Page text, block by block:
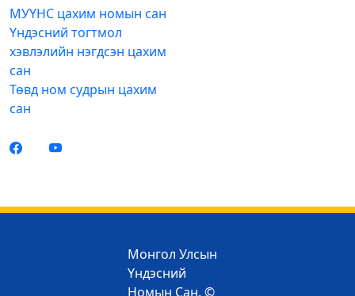
МУҮНС цахим номын сан
Үндэсний тогтмол
хэвлэлийн нэгдсэн цахим
сан
Төвд ном судрын цахим
сан
Монгол Улсын
Үндэсний
Номын Сан. ©